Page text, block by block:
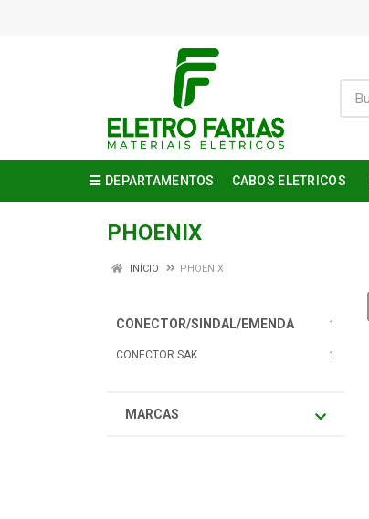
DEPARTAMENTOS CABOS ELETRICOS
PHOENIX
INÍCIO PHOENIX
CONECTOR/SINDAL/EMENDA 1
CONECTOR SAK 1
MARCAS